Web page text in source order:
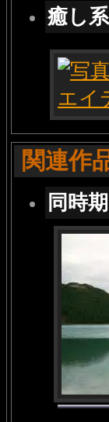
癒し
関連作
同時